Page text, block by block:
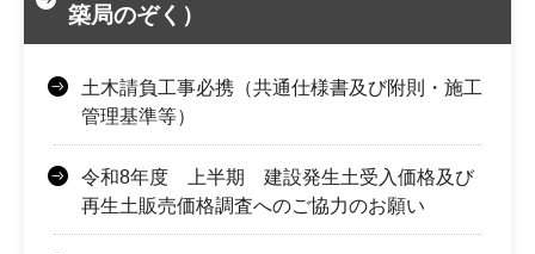
築局のぞく）
土木請負工事必携（共通仕様書及び附則・施工
管理基準等）
令和8年度 上半期 建設発生土受入価格及び
再生土販売価格調査へのご協力のお願い